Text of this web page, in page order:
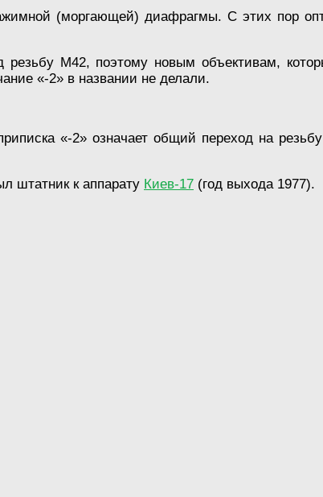
(моргающей) диафрагмы. С этих пор
М42, поэтому новым объективам,
«-2» в названии не делали.
«-2» означает общий переход на
штатник к аппарату Киев-17 (год выхода 1977).